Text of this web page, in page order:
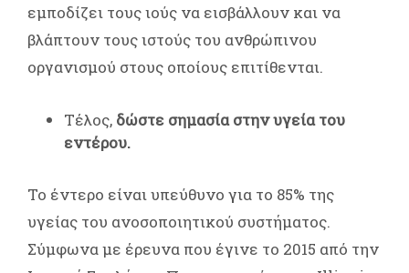
εμποδίζει τους ιούς να εισβάλλουν και να
βλάπτουν τους ιστούς του ανθρώπινου
οργανισμού στους οποίους επιτίθενται.
Τέλος, δώστε σημασία στην υγεία του
εντέρου.
Το έντερο είναι υπεύθυνο για το 85% της
υγείας του ανοσοποιητικού συστήματος.
Σύμφωνα με έρευνα που έγινε το 2015 από την